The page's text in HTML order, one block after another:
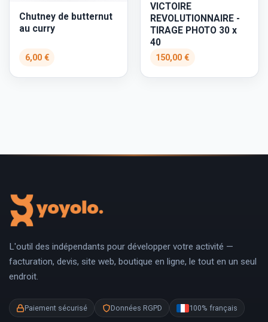
Chutney de butternut
au curry
6,00 €
VICTOIRE
REVOLUTIONNAIRE -
TIRAGE PHOTO 30 x
40
150,00 €
L'outil des indépendants pour développer votre activité —
facturation, devis, site web, boutique en ligne, le tout en un seul
endroit.
Paiement sécurisé Données RGPD 100% français